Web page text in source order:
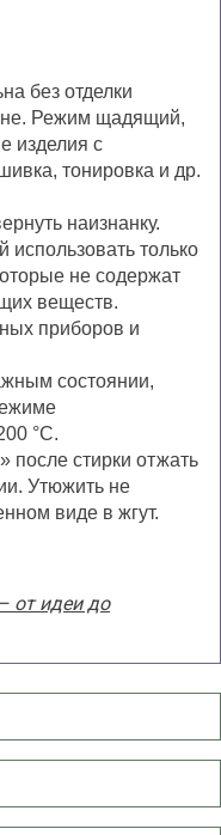
без отделки
Режим щадящий,
изделия с
тонировка и др.
наизнанку.
использовать только
не содержат
веществ.
приборов и
состоянии,
°С.
после стирки отжать
Утюжить не
виде в жгут.
от идеи до